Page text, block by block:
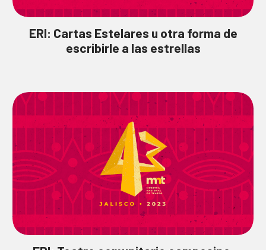
ERI: Cartas Estelares u otra forma de
escribirle a las estrellas